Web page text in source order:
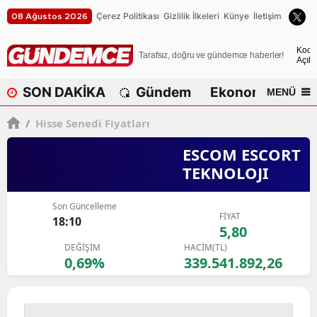
08 Ağustos 2026 Çerez Politikası Gizlilik İlkeleri Künye İletişim
Tarafsız, doğru ve gündemce haberler!
Açık
SON DAKİKA Gündem Ekonomi MENÜ
/ Hisse Senedi Fiyatları
ESCOM ESCORT
TEKNOLOJI
Son Güncelleme
18:10 FİYAT
5,80
DEĞİŞİM
0,69%
HACİM(TL)
339.541.892,26